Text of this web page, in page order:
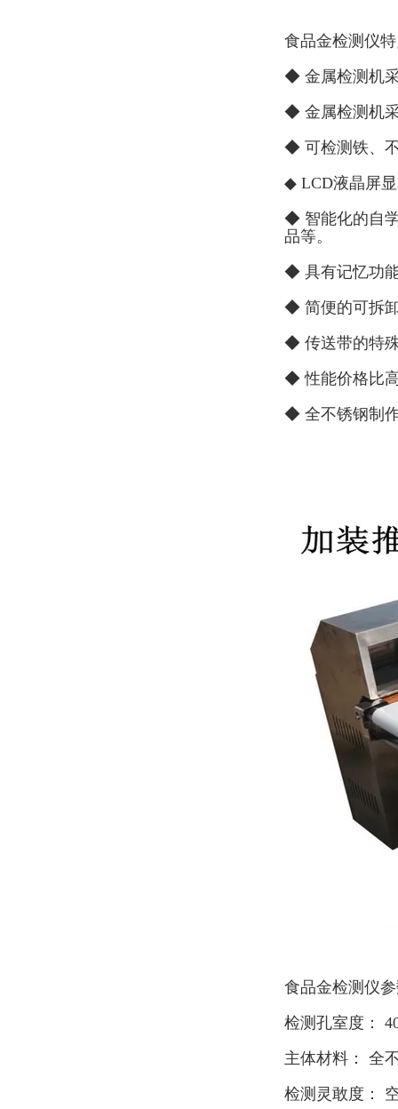
食品金检测仪
◆ 金属检测机
◆ 金属检测机
◆ 可检测铁、
◆ LCD液晶屏
◆ 智能化的自
品等。
◆ 具有记忆功
◆ 简便的可拆
◆ 传送带的特
◆ 性能价格比
◆ 全不锈钢制
食品金检测仪
检测孔室度：
主体材料： 全
检测灵敢度：